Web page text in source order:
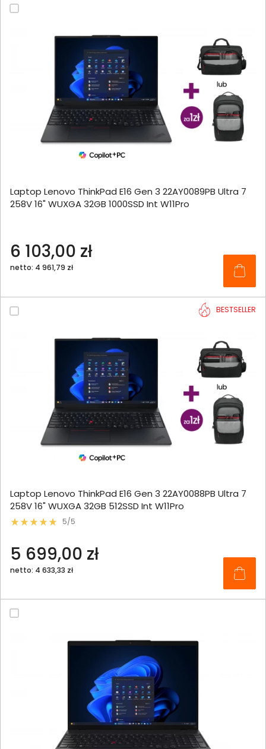
Laptop Lenovo ThinkPad E16 Gen 3 22AY0089PB Ultra 7
258V 16" WUXGA 32GB 1000SSD Int W11Pro
6 103,00 zł
netto: 4 961,79 zł
BESTSELLER
Laptop Lenovo ThinkPad E16 Gen 3 22AY0088PB Ultra 7
258V 16" WUXGA 32GB 512SSD Int W11Pro
5/5
5 699,00 zł
netto: 4 633,33 zł